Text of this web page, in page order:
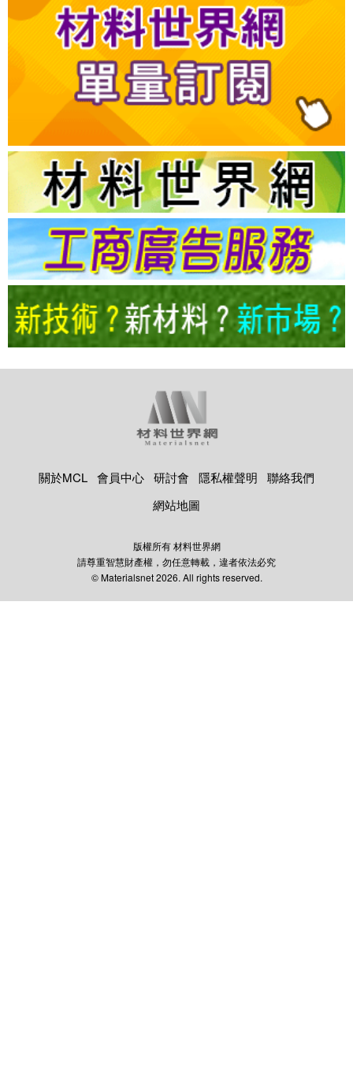
關於MCL 會員中心 研討會 隱私權聲明
聯絡我們
網站地圖
版權所有 材料世界網
請尊重智慧財產權，勿任意轉載，違者依法必究
© Materialsnet 2026. All rights reserved.